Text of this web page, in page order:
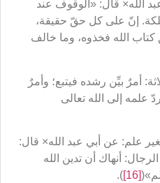
الله× قال: «الوقوف عند
إنّ على كل حقّ حقيقة،
الله فخذوه، وما خالف
أمرٌ بيِّن رشده فيتبع؛ وأمرٌ
علمه إلى الله تعالى
علم: عن أبي عبد الله× قال:
أنهاك أن تدين الله
[16]
).